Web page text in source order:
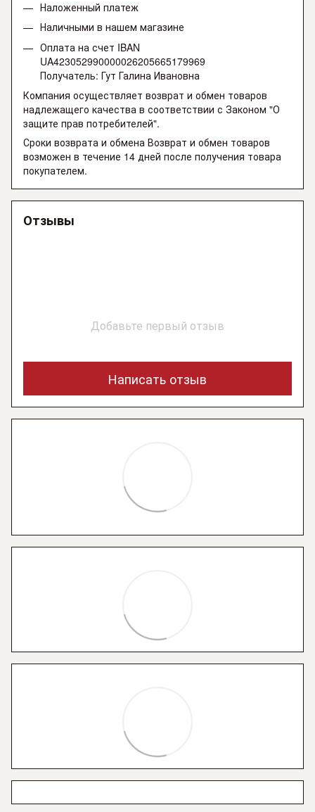
Наложенный платеж
Наличными в нашем магазине
Оплата на счет IBAN
UA423052990000026205665179969
Получатель: Гут Галина Ивановна
Компания осуществляет возврат и обмен товаров
надлежащего качества в соответствии с Законом "О
защите прав потребителей".
Сроки возврата и обмена Возврат и обмен товаров
возможен в течение 14 дней после получения товара
покупателем.
Отзывы
Добавьте первый отзыв
Написать отзыв